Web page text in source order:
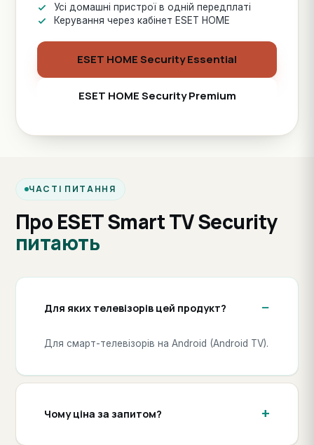
Усі домашні пристрої в одній передплаті
Керування через кабінет ESET HOME
ESET HOME Security Essential
ESET HOME Security Premium
ЧАСТІ ПИТАННЯ
Про ESET Smart TV Security
питають
Для яких телевізорів цей продукт?
Для смарт-телевізорів на Android (Android TV).
Чому ціна за запитом?